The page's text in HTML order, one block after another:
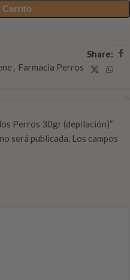
Carrito
, Farmacia Perros
Share:
Perros 30gr (depilación)”
será publicada. Los campos